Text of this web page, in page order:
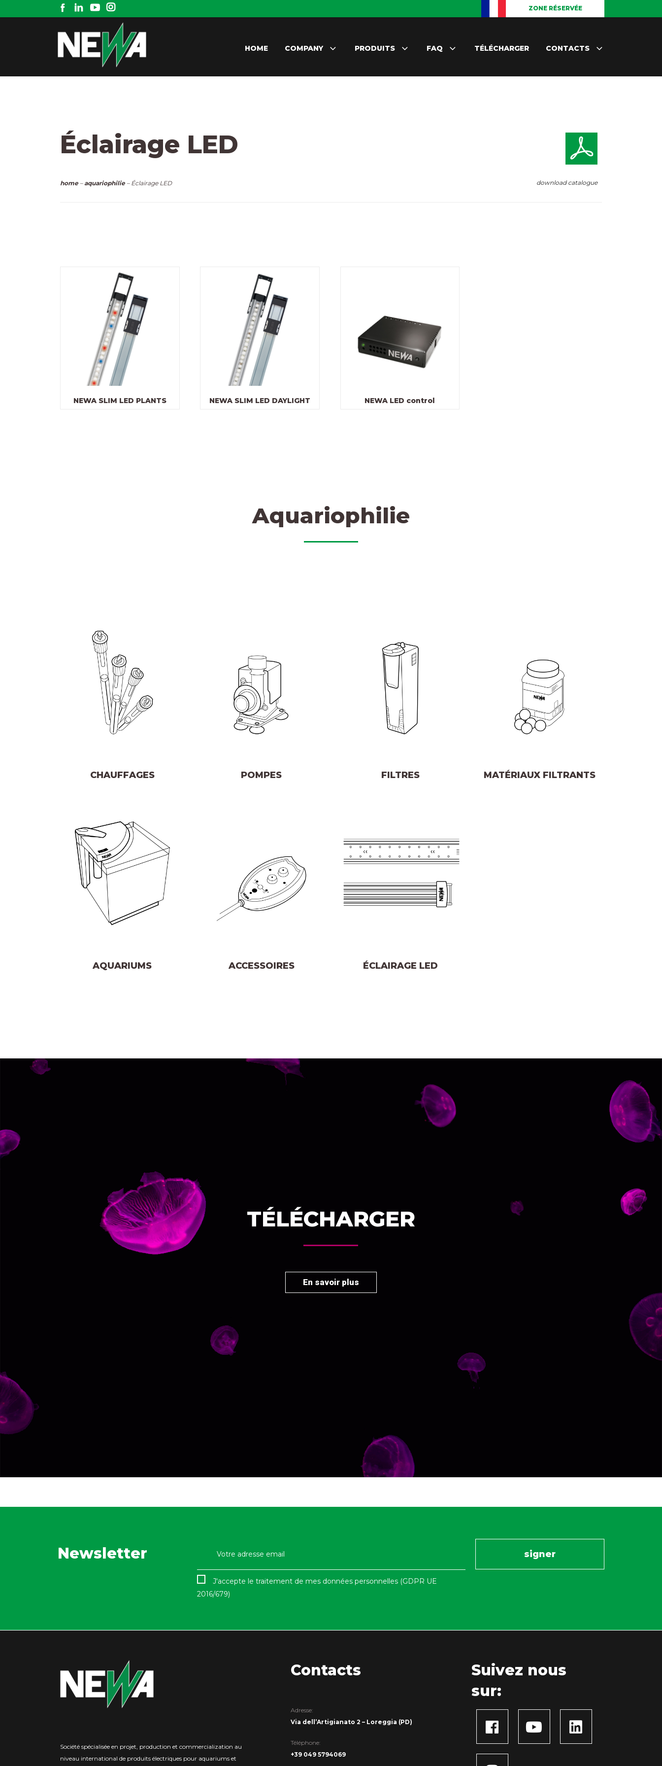
ZONE RÉSERVÉE
HOME COMPANY PRODUITS FAQ TÉLÉCHARGER CONTACTS
Éclairage LED
download catalogue
home – aquariophilie – Éclairage LED
NEWA SLIM LED PLANTS NEWA SLIM LED DAYLIGHT NEWA LED control
Aquariophilie
CHAUFFAGES POMPES FILTRES MATÉRIAUX FILTRANTS
AQUARIUMS ACCESSOIRES ÉCLAIRAGE LED
TÉLÉCHARGER
En savoir plus
Newsletter
J'accepte le traitement de mes données personnelles (GDPR UE
2016/679)
Société spécialisée en projet, production et commercialization au
niveau international de produits électriques pour aquariums et
Contacts
Adresse:
Via dell’Artigianato 2 – Loreggia (PD)
Téléphone:
+39 049 5794069
Suivez nous
sur: